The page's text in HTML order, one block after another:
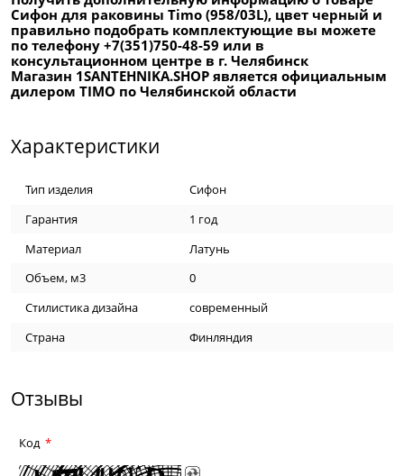
Сифон для раковины Timo (958/03L), цвет черный и
правильно подобрать комплектующие вы можете
по телефону +7(351)750-48-59 или в
консультационном центре в г. Челябинск
Магазин 1SANTEHNIKA.SHOP является официальным
дилером TIMO по Челябинской области
Характеристики
Тип изделия
Сифон
Гарантия
1 год
Материал
Латунь
Объем, м3
0
Стилистика дизайна
современный
Страна
Финляндия
Отзывы
Код